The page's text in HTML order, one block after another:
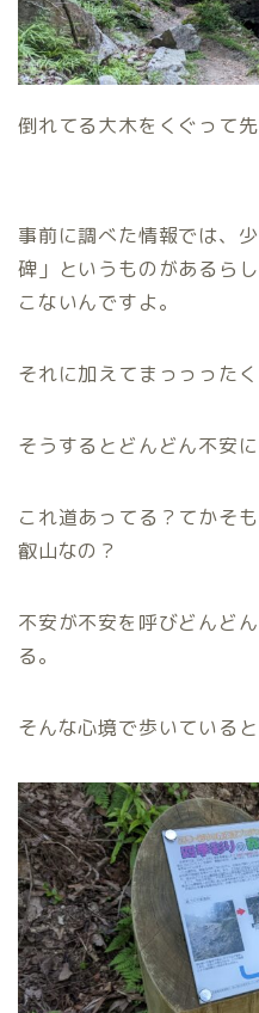
倒れてる大木をくぐって先
事前に調べた情報では、
碑」というものがあるら
こないんですよ。
それに加えてまっっった
そうするとどんどん不安に
これ道あってる？てかそ
叡山なの？
不安が不安を呼びどんど
る。
そんな心境で歩いていると